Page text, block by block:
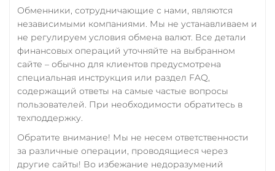
CRO
RONIN
Yearn.finance (YFI)
Zcash (ZEC)
Обменники, сотрудничающие с нами, являются
независимыми компаниями. Мы не устанавливаем и
не регулируем условия обмена валют. Все детали
финансовых операций уточняйте на выбранном
сайте – обычно для клиентов предусмотрена
специальная инструкция или раздел FAQ,
содержащий ответы на самые частые вопросы
пользователей. При необходимости обратитесь в
техподдержку.
Обратите внимание! Мы не несем ответственности
за различные операции, проводящиеся через
другие сайты! Во избежание недоразумений